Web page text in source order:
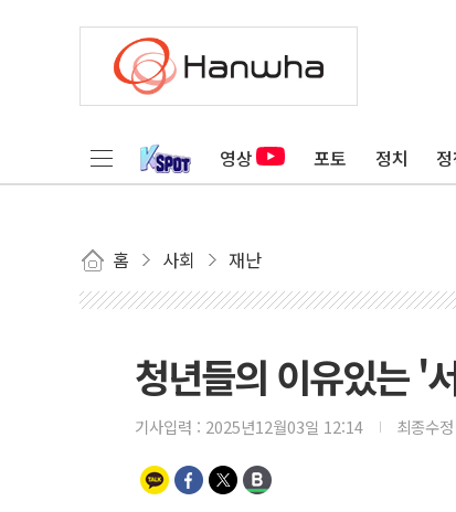
영상 포토 정치
홈 사회 재난
청년들의 이유있는 '
기사입력 : 2025년12월03일 12:14 최종수